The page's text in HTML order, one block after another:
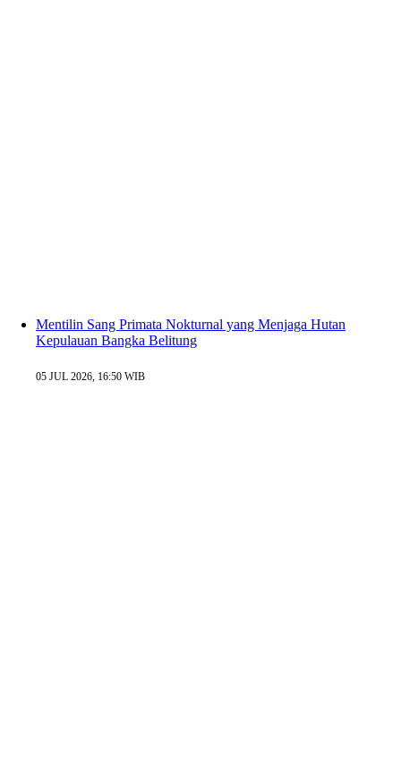
Mentilin Sang Primata Nokturnal yang Menjaga Hutan
Kepulauan Bangka Belitung
05 JUL 2026, 16:50 WIB